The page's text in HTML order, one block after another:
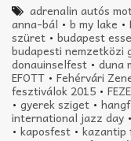
adrenalin autós
anna-bál • b my lake •
szüret • budapest
budapesti nemzetközi
donauinselfest • duna
EFOTT • Fehérvári
fesztiválok 2015 •
• gyerek sziget •
international jazz day•
• kaposfest •kazantip